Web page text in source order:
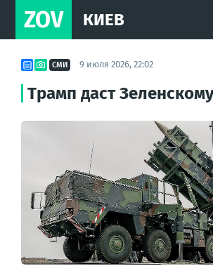
ZOV КИЕВ
СМИ 9 июля 2026, 22:02
Трамп даст